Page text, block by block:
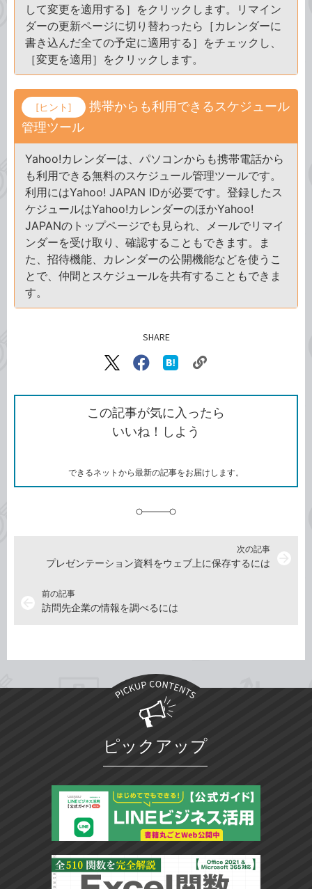
して変更を適用する］をクリックします。リマイン
ダーの更新ページに切り替わったら［カレンダーに
書き込んだ全ての予定に適用する］をチェックし、
［変更を適用］をクリックします。
[ヒント]
携帯からも利用できるスケジュール
管理ツール
Yahoo!カレンダーは、パソコンからも携帯電話から
も利用できる無料のスケジュール管理ツールです。
利用にはYahoo! JAPAN IDが必要です。登録したス
ケジュールはYahoo!カレンダーのほかYahoo!
JAPANのトップページでも見られ、メールでリマイ
ンダーを受け取り、確認することもできます。ま
た、招待機能、カレンダーの公開機能などを使うこ
とで、仲間とスケジュールを共有することもできま
す。
SHARE
X（旧
で
シ
ェ
ア
Facebook
シ
ェ
ア
な
ブ
ッ
ク
ク
ク
を
コ
この記事が気に入ったら
いいね！しよう
できるネットから最新の記事をお届けします。
前の記事
訪問先企業の情報を調べるには
次の記事
プレゼンテーション資料をウェブ上に保存するには
ピックアップ